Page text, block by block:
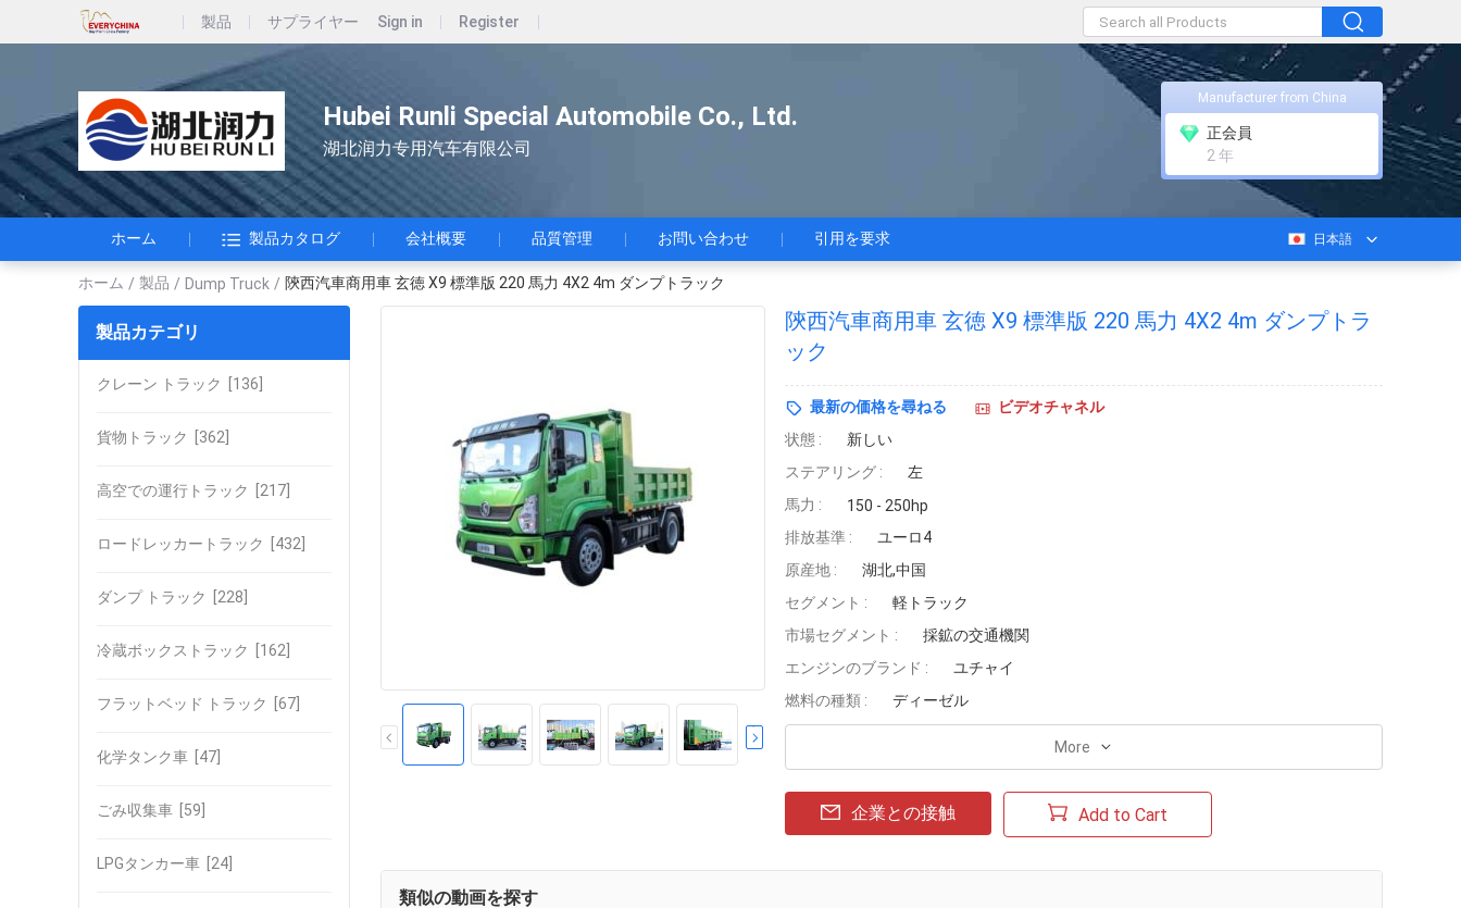
製品 サプライヤー Sign in Register
Hubei Runli Special Automobile Co., Ltd.
湖北润力专用汽车有限公司
Manufacturer from China
正会員
2 年
ホーム 製品カタログ 会社概要 品質管理 お問い合わせ 引用を要求 日本語
ホーム / 製品 / Dump Truck / 陝西汽車商用車 玄徳 X9 標準版 220 馬力 4X2 4m ダンプトラック
製品カテゴリ
クレーン トラック [136]
貨物トラック [362]
高空での運行トラック [217]
ロードレッカートラック [432]
ダンプ トラック [228]
冷蔵ボックストラック [162]
フラットベッド トラック [67]
化学タンク車 [47]
ごみ収集車 [59]
LPGタンカー車 [24]
陝西汽車商用車 玄徳 X9 標準版 220 馬力 4X2 4m ダンプトラ
ック
最新の価格を尋ねる
ビデオチャネル
状態 :
新しい
ステアリング :
左
馬力 :
150 - 250hp
排放基準 :
ユーロ4
原産地 :
湖北,中国
セグメント :
軽トラック
市場セグメント :
採鉱の交通機関
エンジンのブランド :
ユチャイ
燃料の種類 :
ディーゼル
More
企業との接触 Add to Cart
類似の動画を探す